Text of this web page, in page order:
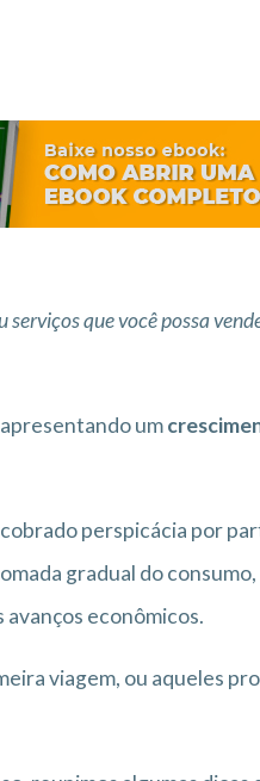
serviços que você possa
um
perspicácia por
gradual do
econômicos.
viagem, ou aqueles